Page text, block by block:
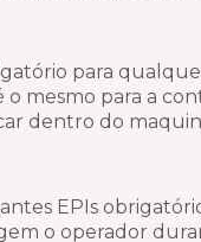
para
o mesmo para a
dentro do
EPIs
o operador